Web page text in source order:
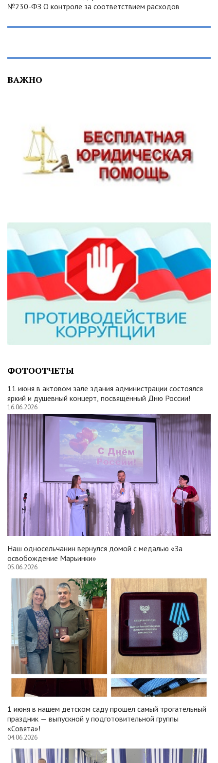
№230-ФЗ О контроле за соответствием расходов
ВАЖНО
ФОТООТЧЕТЫ
11 июня в актовом зале здания администрации состоялся
яркий и душевный концерт, посвящённый Дню России!
16.06.2026
Наш односельчанин вернулся домой с медалью «За
освобождение Марьинки»
05.06.2026
1 июня в нашем детском саду прошел самый трогательный
праздник — выпускной у подготовительной группы
«Совята»!
04.06.2026